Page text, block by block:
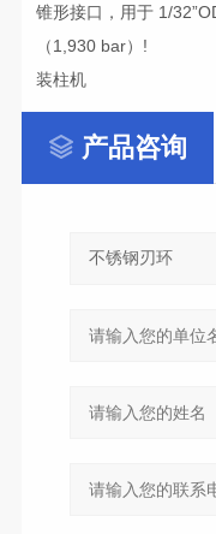
锥形接口，用于 1/
（1,930 bar）!
装柱机
产品咨询